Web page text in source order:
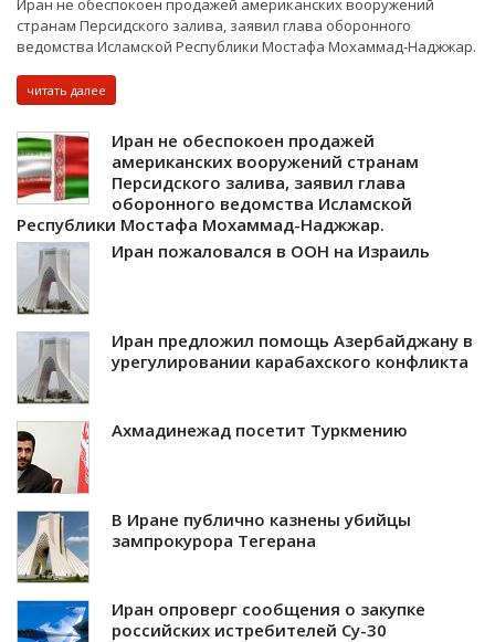
Иран не обеспокоен продажей американских вооружений
странам Персидского залива, заявил глава оборонного
ведомства Исламской Республики Мостафа Мохаммад-Наджжар.
читать далее
Иран не обеспокоен продажей
американских вооружений странам
Персидского залива, заявил глава
оборонного ведомства Исламской
Республики Мостафа Мохаммад-Наджжар.
Иран пожаловался в ООН на Израиль
Иран предложил помощь Азербайджану в
урегулировании карабахского конфликта
Ахмадинежад посетит Туркмению
В Иране публично казнены убийцы
зампрокурора Тегерана
Иран опроверг сообщения о закупке
российских истребителей Су-30